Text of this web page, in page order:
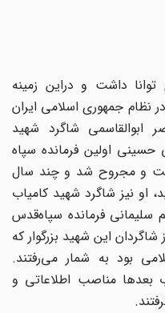
داشت و دراین زمینه
جمهوری ‌اسلامی ایران
ابوالقاسمی شاگرد شهید
اولین فرمانده سپاه
و مجروح شد و چند سال
نیز شاگرد شهید کامیاب
فرمانده سپاه‌قدس
این شهید بزرگوار که
بود به شمار می‌رفتند.
مناصب اطلاعاتی و